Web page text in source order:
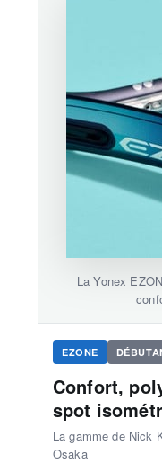
La Yonex
EZONE
Confort,
spot
La gamme de Nick
Osaka